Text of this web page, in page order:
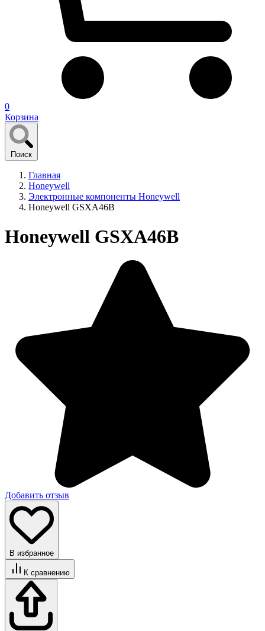
0
Корзина
Поиск
Главная
Honeywell
Электронные компоненты Honeywell
Honeywell GSXA46B
Honeywell GSXA46B
Добавить отзыв
В избранное
К сравнению